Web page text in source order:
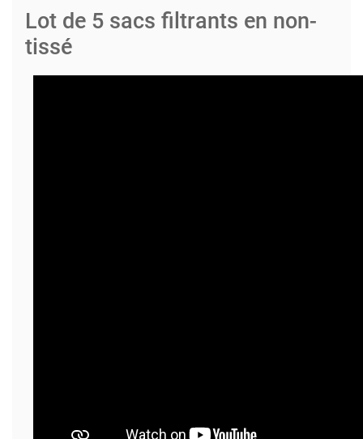
Lot de 5 sacs filtrants en non-
tissé